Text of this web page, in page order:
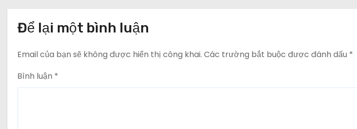
ế
t
Để lại một bình luận
Email của bạn sẽ không được hiển thị công khai. Các trường bắt buộc được đánh dấu *
Bình luận *